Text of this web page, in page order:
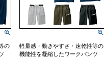
の
軽量感・動きやすさ・速乾性等の
機能性を凝縮したワークパンツ